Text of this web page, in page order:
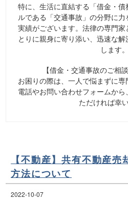
特に、生活に直結する「借金・
ルである「交通事故」の分野に
実績がございます。法律の専門
とりに親身に寄り添い、迅速な
します。
【借金・交通事故のご相
お困りの際は、一人で悩まずに
電話やお問い合わせフォームか
ただければ幸い
【不動産】共有不動産
方法について
2022-10-07